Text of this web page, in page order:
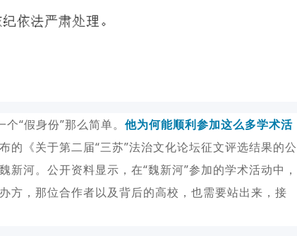
“假身份”那么简单。 他为何能顺利参加这么多学术活
的《关于第二届“三苏”法治文化论坛征文评选结果的公
新河。 公开资料显示，在“魏新河”参加的学术活动中，
方，那位合作者以及背后的高校，也需要站出来，接